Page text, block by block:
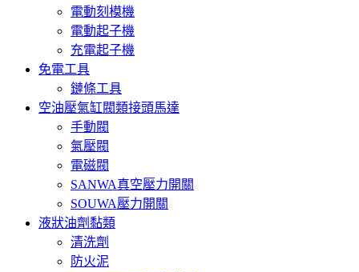
電動刻模機
電動起子機
充電起子機
免電工具
鏈條工具
空油壓氣缸閥類接頭馬達
手動閥
氣壓閥
電磁閥
SANWA真空壓力開關
SOUWA壓力開關
液狀油劑黏類
清洗劑
防火泥